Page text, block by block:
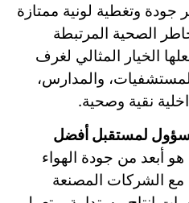
جودة وتغطية لونية ممتازة
الصحية المرتبطة
الخيار المثالي لغرف
والمدارس،
نقية وصحية.
مسؤول لمستقبل أفضل
هو أبعد من جودة الهواء
مع الشركات المصنعة